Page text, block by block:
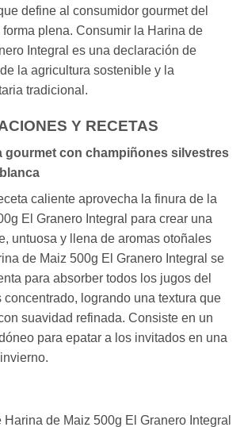
define al consumidor gourmet del
plena. Consumir la Harina de
Integral es una declaración de
la agricultura sostenible y la
tradicional.
Y RECETAS
gourmet con champiñones silvestres
caliente aprovecha la finura de la
El Granero Integral para crear una
untuosa y llena de aromas otoñales
de Maiz 500g El Granero Integral se
para absorber todos los jugos del
concentrado, logrando una textura que
suavidad refinada. Consiste en un
para epatar a los invitados en una
Harina de Maiz 500g El Granero Integral